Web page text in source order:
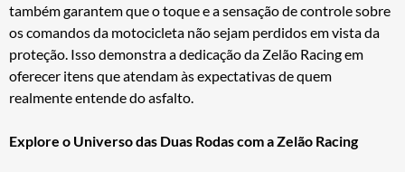
também garantem que o toque e a sensação de controle sobre
os comandos da motocicleta não sejam perdidos em vista da
proteção. Isso demonstra a dedicação da Zelão Racing em
oferecer itens que atendam às expectativas de quem
realmente entende do asfalto.
Explore o Universo das Duas Rodas com a Zelão Racing